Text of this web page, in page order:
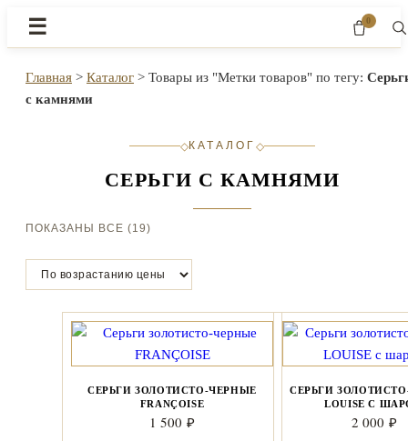
☰ 0
Главная > Каталог > Товары из "Метки товаров" по тегу:
с камнями
◇КАТАЛОГ ◇
СЕРЬГИ С КАМНЯМИ
ПОКАЗАНЫ ВСЕ (19)
ВОЗРАСТАНИЮ
СЕРЬГИ ЗОЛОТИСТО-ЧЕРНЫЕ
FRANÇOISE
1 500 ₽
СЕРЬГИ
LOUISE С
2 000 ₽